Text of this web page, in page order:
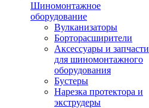
Шиномонтажное
оборудование
Вулканизаторы
Борторасширители
Аксессуары и запчасти
для шиномонтажного
оборудования
Бустеры
Нарезка протектора и
экструдеры